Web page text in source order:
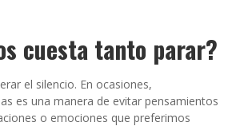
cuesta tanto parar?
el silencio. En ocasiones,
es una manera de evitar pensamientos
o emociones que preferimos